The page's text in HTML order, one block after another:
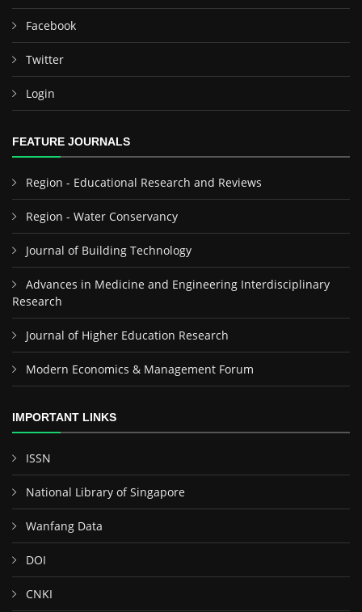
Facebook
Twitter
Login
FEATURE JOURNALS
Region - Educational Research and Reviews
Region - Water Conservancy
Journal of Building Technology
Advances in Medicine and Engineering Interdisciplinary
Research
Journal of Higher Education Research
Modern Economics & Management Forum
IMPORTANT LINKS
ISSN
National Library of Singapore
Wanfang Data
DOI
CNKI